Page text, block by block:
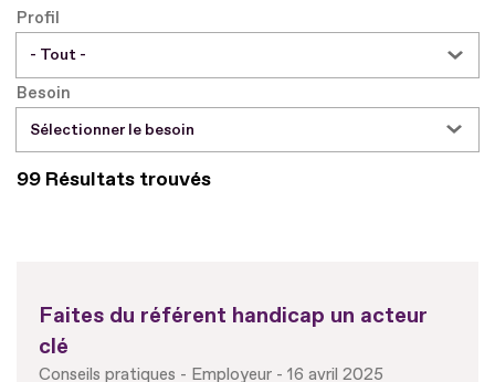
Profil
Besoin
Sélectionner le besoin
99 Résultats trouvés
Faites du référent handicap un acteur
clé
Conseils pratiques Employeur
16 avril 2025